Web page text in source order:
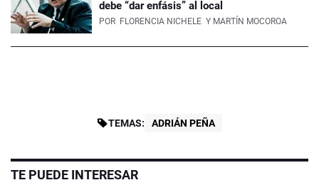
debe “dar enfásis” al local
POR FLORENCIA NICHELE Y MARTÍN MOCOROA
TEMAS: ADRIÁN PEÑA
TE PUEDE INTERESAR